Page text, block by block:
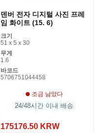
덴버 전자 디지털 사진 프레
임 화이트 (15. 6)
크기
51 x 5 x 30
무게
1.6
바코드
5706751044458
조금 남았다
24/48시간 이내 배송
175176.50 KRW